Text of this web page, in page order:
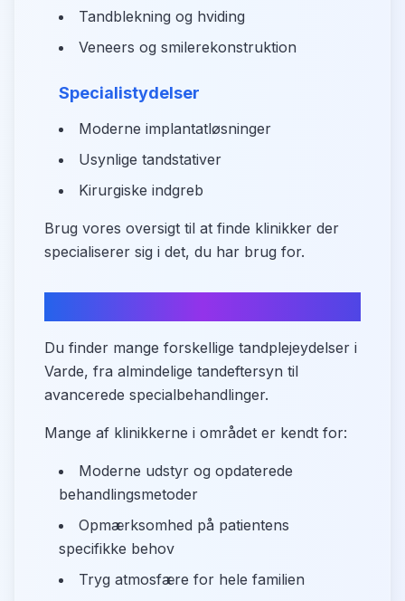
Tandblekning og hviding
Veneers og smilerekonstruktion
Specialistydelser
Moderne implantatløsninger
Usynlige tandstativer
Kirurgiske indgreb
Brug vores oversigt til at finde klinikker der
specialiserer sig i det, du har brug for.
Du finder mange forskellige tandplejeydelser i
Varde, fra almindelige tandeftersyn til
avancerede specialbehandlinger.
Mange af klinikkerne i området er kendt for:
Moderne udstyr og opdaterede
behandlingsmetoder
Opmærksomhed på patientens
specifikke behov
Tryg atmosfære for hele familien